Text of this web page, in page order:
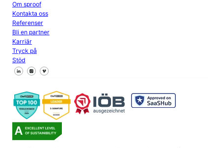
Om sproof
Kontakta oss
Referenser
Bli en partner
Karriär
Tryck på
Stöd
Följ oss på Facebook
Följ oss på X
Följ oss på LinkedIn